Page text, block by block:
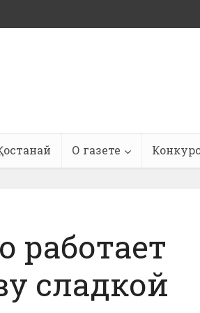
О газете
работает
сладкой